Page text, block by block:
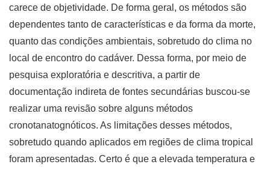
carece de objetividade. De forma geral, os métodos são
dependentes tanto de características e da forma da morte,
quanto das condições ambientais, sobretudo do clima no
local de encontro do cadáver. Dessa forma, por meio de
pesquisa exploratória e descritiva, a partir de
documentação indireta de fontes secundárias buscou-se
realizar uma revisão sobre alguns métodos
cronotanatognóticos. As limitações desses métodos,
sobretudo quando aplicados em regiões de clima tropical
foram apresentadas. Certo é que a elevada temperatura e